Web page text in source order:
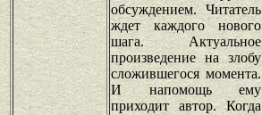
обсуждением. Читатель
ждет каждого нового
шага. Актуальное
произведение на злобу
сложившегося момента.
И напомощь ему
приходит автор. Когда